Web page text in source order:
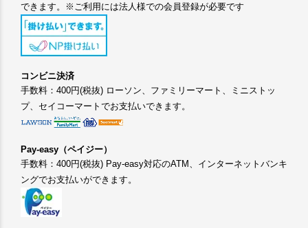
できます。※ご利用には法人様での会員登録が必要です
コンビニ決済
手数料：400円(税抜) ローソン、ファミリーマート、ミニストッ
プ、セイコーマートでお支払いできます。
Pay-easy（ペイジー）
手数料：400円(税抜) Pay-easy対応のATM、インターネットバンキ
ングでお支払いができます。